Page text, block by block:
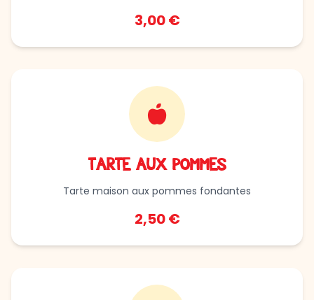
3,00 €
TARTE AUX POMMES
Tarte maison aux pommes fondantes
2,50 €